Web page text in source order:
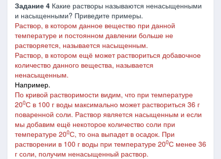
Задание 4 Какие растворы называются ненасыщенными
и насыщенными? Приведите примеры.
Раствор, в котором данное вещество при данной
температуре и постоянном давлении больше не
растворяется, называется насыщенным.
Раствор, в котором ещё может раствориться добавочное
количество данного вещества, называется
ненасыщенным.
Например.
По кривой растворимости видим, что при температуре
200С в 100 г воды максимально может раствориться 36 г
поваренной соли. Раствор является насыщенным и если
мы добавим ещё некоторое количество соли при
температуре 200С, то она выпадет в осадок. При
растворении в 100 г воды при температуре 200С менее 36
г соли, получим ненасыщенный раствор.